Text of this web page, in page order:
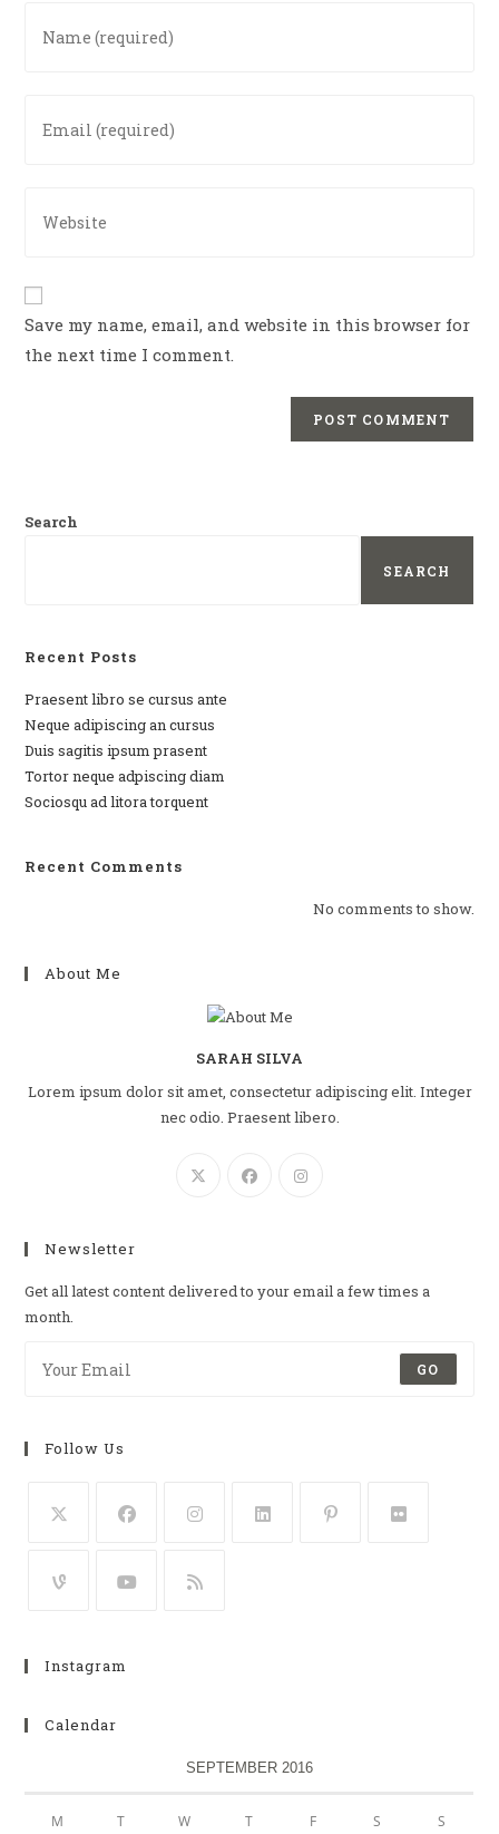
your
username
your
your
URL
Save my name, email, and website in this browser for
the next time I comment.
Search
SEARCH
Recent Posts
Praesent libro se cursus ante
Neque adipiscing an cursus
Duis sagitis ipsum prasent
Tortor neque adpiscing diam
Sociosqu ad litora torquent
Recent Comments
No comments to show.
About Me
SARAH SILVA
Lorem ipsum dolor sit amet, consectetur adipiscing elit. Integer
nec odio. Praesent libero.
Newsletter
Get all latest content delivered to your email a few times a
month.
GO
Follow Us
Instagram
Calendar
SEPTEMBER 2016
M T W T F S S